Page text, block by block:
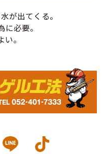
が出てくる。
必要。
。